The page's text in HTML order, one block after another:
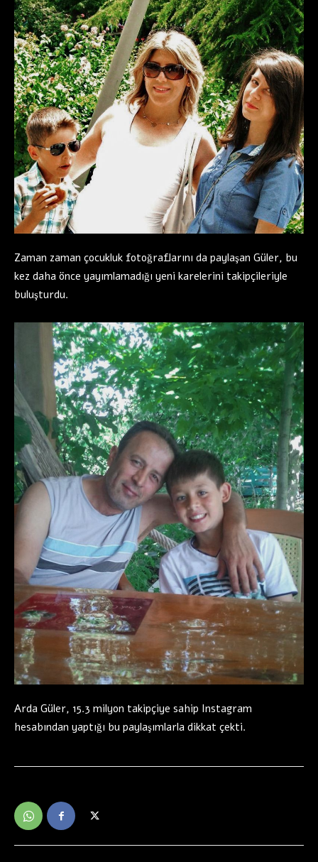
Zaman zaman çocukluk fotoğraflarını da paylaşan Güler, bu
kez daha önce yayımlamadığı yeni karelerini takipçileriyle
buluşturdu.
Arda Güler, 15.3 milyon takipçiye sahip Instagram
hesabından yaptığı bu paylaşımlarla dikkat çekti.